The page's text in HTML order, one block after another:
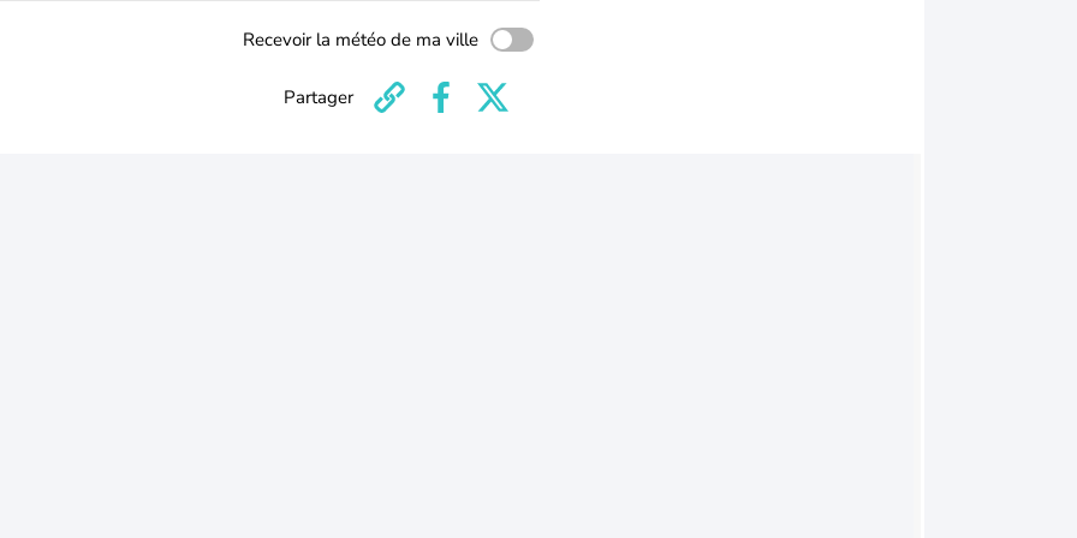
Recevoir la météo de ma ville
Partager